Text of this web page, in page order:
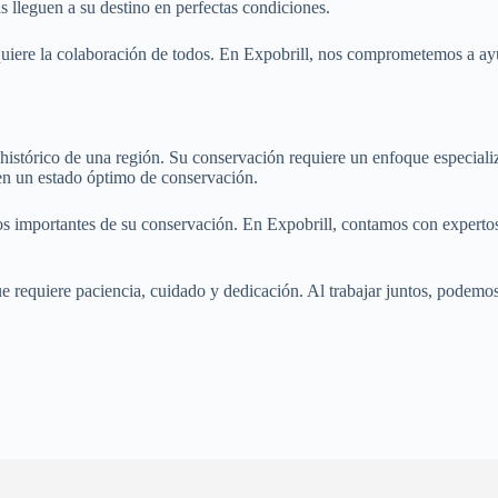
lleguen a su destino en perfectas condiciones.
la colaboración de todos. En Expobrill, nos comprometemos a
de una región. Su conservación requiere un enfoque
un estado óptimo de conservación.
importantes de su conservación. En Expobrill, contamos con
paciencia, cuidado y dedicación. Al trabajar juntos,